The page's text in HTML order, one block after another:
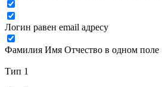
Логин равен email адресу
Фамилия Имя Отчество в одном поле
Тип 1